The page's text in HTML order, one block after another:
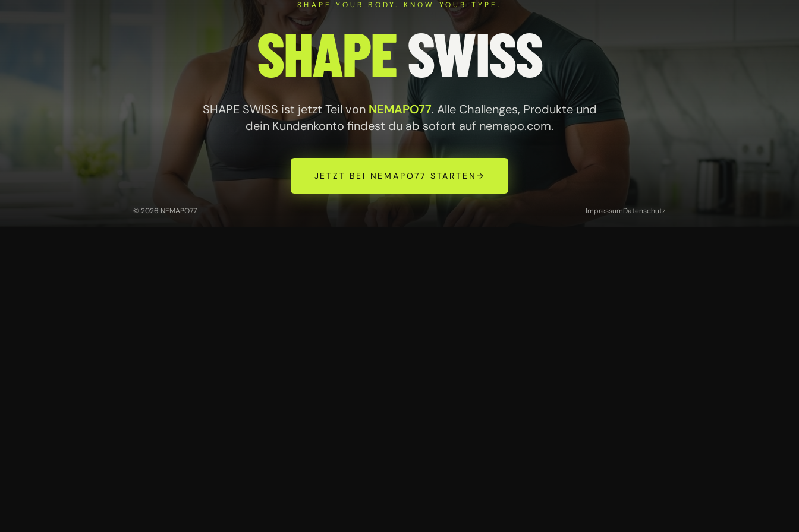
SHAPE YOUR BODY. KNOW YOUR TYPE.
SHAPESWISS
SHAPE SWISS ist jetzt Teil von NEMAPO77. Alle Challenges, Produkte und
dein Kundenkonto findest du ab sofort auf nemapo.com.
JETZT BEI NEMAPO77 STARTEN →
© 2026 NEMAPO77 ImpressumDatenschutz